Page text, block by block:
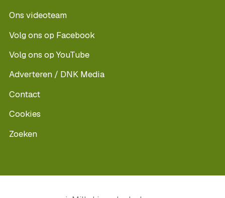
Ons videoteam
Volg ons op Facebook
Volg ons op YouTube
Adverteren / DNK Media
Contact
Cookies
Zoeken